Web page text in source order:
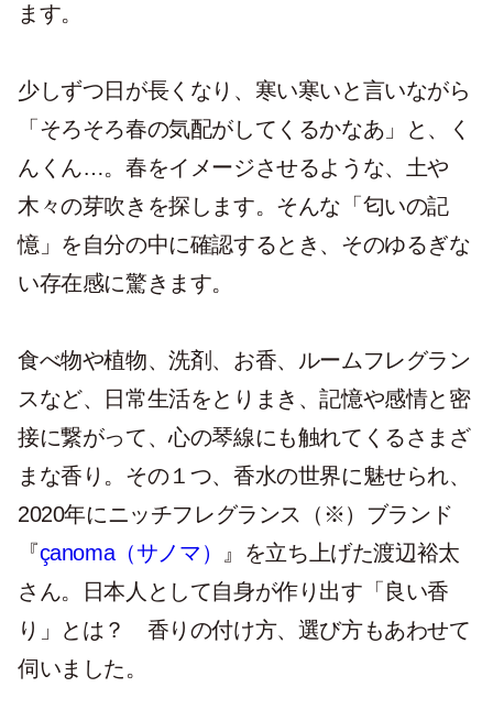
ます。
少しずつ日が長くなり、寒い寒いと言いながら
「そろそろ春の気配がしてくるかなあ」と、く
んくん…。春をイメージさせるような、土や
木々の芽吹きを探します。そんな「匂いの記
憶」を自分の中に確認するとき、そのゆるぎな
い存在感に驚きます。
食べ物や植物、洗剤、お香、ルームフレグラン
スなど、日常生活をとりまき、記憶や感情と密
接に繋がって、心の琴線にも触れてくるさまざ
まな香り。その１つ、香水の世界に魅せられ、
2020年にニッチフレグランス（※）ブランド
『çanoma（サノマ）
』を立ち上げた渡辺裕太
さん。日本人として自身が作り出す「良い香
り」とは？ 香りの付け方、選び方もあわせて
伺いました。